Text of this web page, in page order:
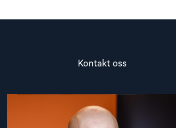
Kontakt oss
article
"Dag
A.